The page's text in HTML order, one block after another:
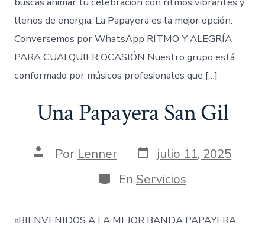
llenos de energía, La Papayera es la mejor opción.
Conversemos por WhatsApp RITMO Y ALEGRÍA
PARA CUALQUIER OCASIÓN Nuestro grupo está
conformado por músicos profesionales que […]
Una Papayera San Gil
AutorPor Lenner Fecha
de
publicación
julio 11, 2025
Categorías
En Servicios
«BIENVENIDOS A LA MEJOR BANDA PAPAYERA